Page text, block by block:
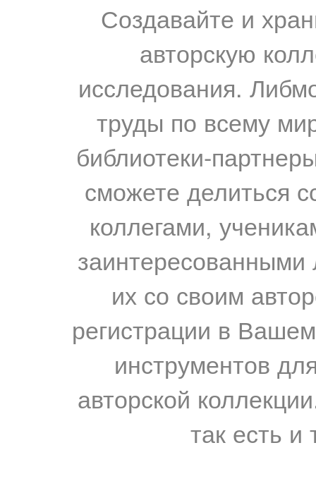
Создавайте и
авторскую
исследования.
труды по всему
библиотеки-
сможете делиться
коллегами,
их со своим
регистрации в
инструментов
авторской
так есть и